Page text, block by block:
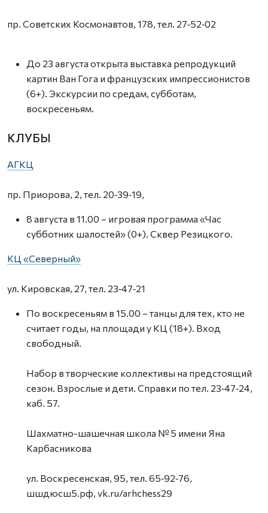
пр. Советских Космонавтов, 178, тел. 27‑52‑02
До 23 августа открыта выставка репродукций
картин Ван Гога и французских импрессионистов
(6+). Экскурсии по средам, субботам,
воскресеньям.
КЛУБЫ
АГКЦ
пр. Приорова, 2, тел. 20‑39‑19,
8 августа в 11.00 – игровая программа «Час
субботних шалостей» (0+). Сквер Резицкого.
КЦ «Северный»
ул. Кировская, 27, тел. 23‑47‑21
По воскресеньям в 15.00 – танцы для тех, кто не
считает годы, на площади у КЦ (18+). Вход
свободный.
Набор в творческие коллективы на предстоящий
сезон. Взрослые и дети. Справки по тел. 23‑47‑24,
каб. 57.
Шахматно-шашечная школа № 5 имени Яна
Карбасникова
ул. Воскресенская, 95, тел. 65‑92‑76,
шшдюсш5.рф, vk.ru/arhchess29